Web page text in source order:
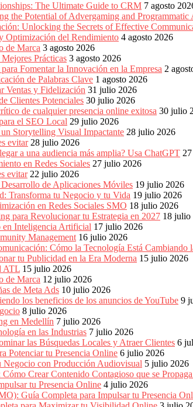
The Ultimate Guide to CRM 7 agosto
the Potential of Advergaming and Programmatic
Unlocking the Secrets of Effective
Optimización del Rendimiento 4 agosto 2026
de Marca 3 agosto 2026
Prácticas 3 agosto 2026
Fomentar la Innovación en la Empresa 2
de Palabras Clave 1 agosto 2026
Ventas y Fidelización 31 julio 2026
Clientes Potenciales 30 julio 2026
de cualquier presencia online exitosa 30 julio
el SEO Local 29 julio 2026
Storytelling Visual Impactante 28 julio 2026
evitar 28 julio 2026
a una audiencia más amplia? Usa ChatGPT
en Redes Sociales 27 julio 2026
evitar 22 julio 2026
de Aplicaciones Móviles 19 julio 2026
Transforma tu Negocio y tu Vida 19 julio 2026
en Redes Sociales SMO 18 julio 2026
para Revolucionar tu Estrategia en 2027 18 julio
en Inteligencia Artificial 17 julio 2026
Management 16 julio 2026
Cómo la Tecnología Está Cambiando
tu Publicidad en la Era Moderna 15 julio 2026
ATL 15 julio 2026
de Marca 12 julio 2026
de Meta Ads 10 julio 2026
los beneficios de los anuncios de YouTube 9
8 julio 2026
en Medellín 7 julio 2026
en las Industrias 7 julio 2026
las Búsquedas Locales y Atraer Clientes 6
Potenciar tu Presencia Online 6 julio 2026
Negocio con Producción Audiovisual 5 julio 2026
Crear Contenido Contagioso que se
tu Presencia Online 4 julio 2026
Guía Completa para Impulsar tu Presencia